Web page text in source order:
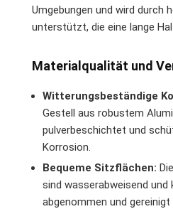
Umgebungen und wird durch
unterstützt, die eine lange
Materialqualität und
Witterungsbeständige
Gestell aus robustem
pulverbeschichtet und
Korrosion.
Bequeme Sitzflächen:
sind wasserabweisend und
abgenommen und gereinigt